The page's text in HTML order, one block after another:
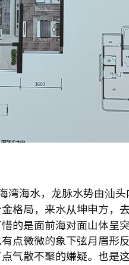
湾海水，龙脉水势由汕
格局，来水从坤申方，
的是面前海对面山体呈
点微微的象下弦月眉形
气散不聚的嫌疑。也是